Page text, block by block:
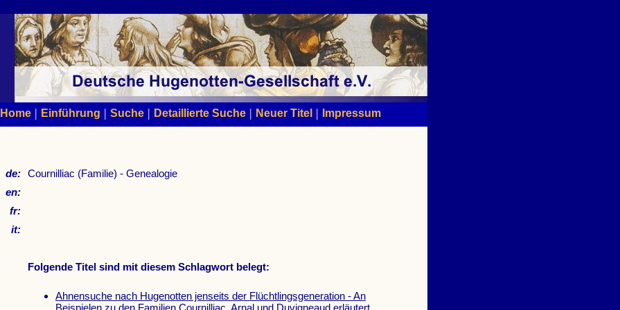
Home | Einführung | Suche | Detaillierte Suche | Neuer Titel | Impressum
de: Cournilliac (Familie) - Genealogie
en:
fr:
it:
Folgende Titel sind mit diesem Schlagwort belegt:
Ahnensuche nach Hugenotten jenseits der Flüchtlingsgeneration - An